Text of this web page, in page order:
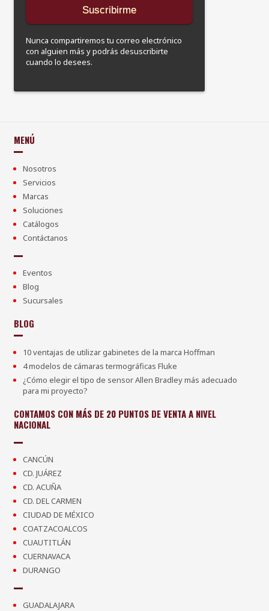
Nunca compartiremos tu correo electrónico
con alguien más y podrás desuscribirte
cuando lo desees.
MENÚ
Nosotros
Servicios
Marcas
Soluciones
Catálogos
Contáctanos
Eventos
Blog
Sucursales
BLOG
10 ventajas de utilizar gabinetes de la marca Hoffman
4 modelos de cámaras termográficas Fluke
¿Cómo elegir el tipo de sensor Allen Bradley más adecuado
para mi proyecto?
CONTAMOS CON MÁS DE 20 PUNTOS DE VENTA A NIVEL
NACIONAL
CANCÚN
CD. JUÁREZ
CD. ACUÑA
CD. DEL CARMEN
CIUDAD DE MÉXICO
COATZACOALCOS
CUAUTITLÁN
CUERNAVACA
DURANGO
GUADALAJARA